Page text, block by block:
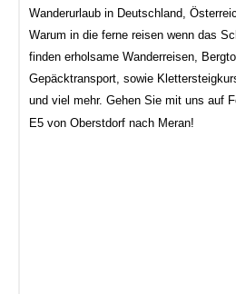
Wanderurlaub in Deutschland,
Warum in die ferne reisen wenn das
finden erholsame Wanderreisen,
Gepäcktransport, sowie
und viel mehr. Gehen Sie mit uns auf
E5 von Oberstdorf nach Meran!